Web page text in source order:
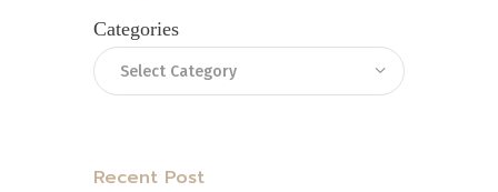
Categories
Recent Post